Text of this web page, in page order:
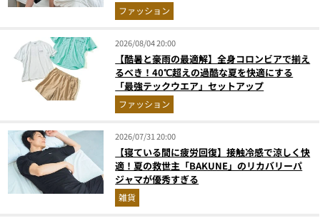
ファッション
2026/08/04 20:00
【酷暑と豪雨の最適解】全身コロンビアで揃え
るべき！40℃超えの過酷な夏を快適にする
「最強テックウエア」セットアップ
ファッション
2026/07/31 20:00
【寝ている間に疲労回復】接触冷感で涼しく快
適！夏の救世主「BAKUNE」のリカバリーパ
ジャマが優秀すぎる
雑貨